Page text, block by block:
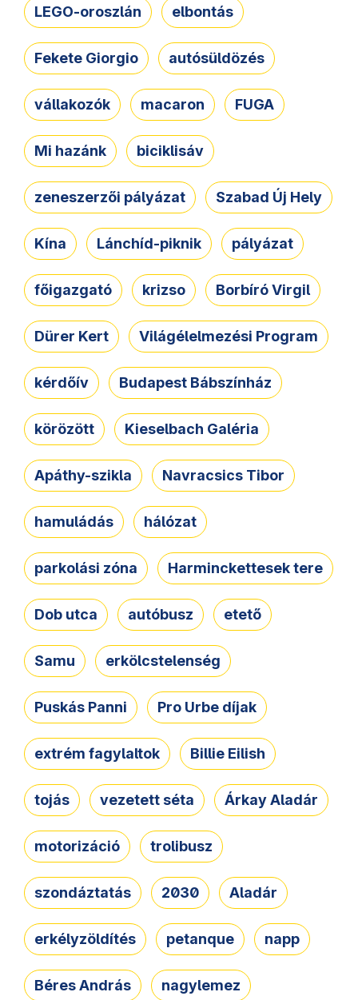
LEGO-oroszlán elbontás
Fekete Giorgio autósüldözés
vállakozók macaron FUGA
Mi hazánk biciklisáv
zeneszerzői pályázat Szabad Új Hely
Kína Lánchíd-piknik pályázat
főigazgató krizso Borbíró Virgil
Dürer Kert Világélelmezési Program
kérdőív Budapest Bábszínház
körözött Kieselbach Galéria
Apáthy-szikla Navracsics Tibor
hamuládás hálózat
parkolási zóna Harminckettesek tere
Dob utca autóbusz etető
Samu erkölcstelenség
Puskás Panni Pro Urbe díjak
extrém fagylaltok Billie Eilish
tojás vezetett séta Árkay Aladár
motorizáció trolibusz
szondáztatás 2030 Aladár
erkélyzöldítés petanque napp
Béres András nagylemez